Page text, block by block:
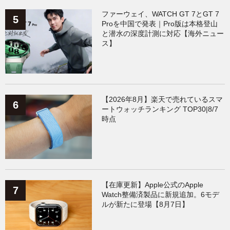
ファーウェイ、WATCH GT 7とGT 7
Proを中国で発表｜Pro版は本格登山
と潜水の深度計測に対応【海外ニュー
ス】
【2026年8月】楽天で売れているスマ
ートウォッチランキング TOP30|8/7
時点
【在庫更新】Apple公式のApple
Watch整備済製品に新規追加。6モデ
ルが新たに登場【8月7日】